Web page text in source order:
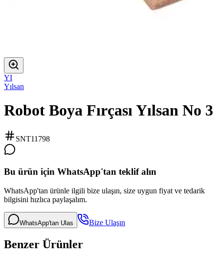
YI
Yılsan
Robot Boya Fırçası Yılsan No 3
SNT11798
Bu ürün için WhatsApp'tan teklif alın
WhatsApp'tan ürünle ilgili bize ulaşın, size uygun fiyat ve tedarik
bilgisini hızlıca paylaşalım.
WhatsApp'tan Ulas Bize Ulaşın
Benzer Ürünler